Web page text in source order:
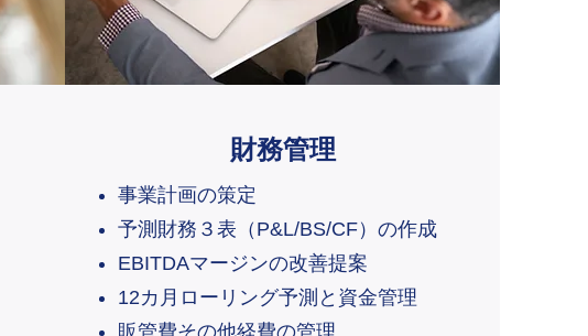
財務管理
事業計画の策定
予測財務３表（P&L/BS/CF）の作成
EBITDAマージンの改善提案
12カ月ローリング予測と資金管理
販管費その他経費の管理